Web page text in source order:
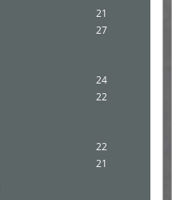
21
27
24
22
22
21